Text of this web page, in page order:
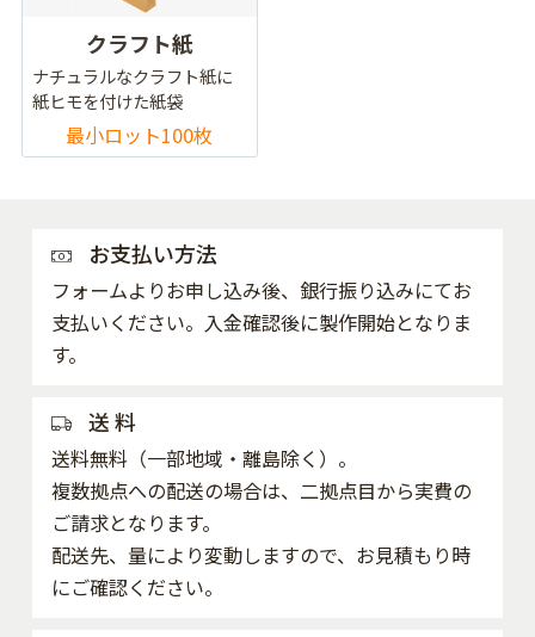
クラフト紙
ナチュラルなクラフト紙に
紙ヒモを付けた紙袋
最小ロット100枚
お支払い方法
フォームよりお申し込み後、銀行振り込みにてお
支払いください。入金確認後に製作開始となりま
す。
送 料
送料無料（一部地域・離島除く）。
複数拠点への配送の場合は、二拠点目から実費の
ご請求となります。
配送先、量により変動しますので、お見積もり時
にご確認ください。